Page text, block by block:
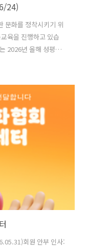
24)
문화를 정착시키기 위
육을 진행하고 있습
2026년 올해 성평등
함께 영화산업 내
도 함께 마련되어 있
협회의 「성평등한
합니다. 회원 여러분
된 신입회원분들도 자
년 성평등교육 미이
회원 안부 인사: